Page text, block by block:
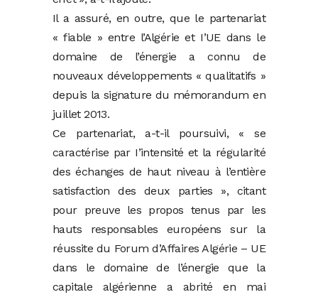
Il a assuré, en outre, que le partenariat
« fiable » entre l’Algérie et I’UE dans le
domaine de l’énergie a connu de
nouveaux développements « qualitatifs »
depuis la signature du mémorandum en
juillet 2013.
Ce partenariat, a-t-il poursuivi, « se
caractérise par I’intensité et la régularité
des échanges de haut niveau à l’entière
satisfaction des deux parties », citant
pour preuve les propos tenus par les
hauts responsables européens sur la
réussite du Forum d’Affaires Algérie – UE
dans le domaine de l’énergie que la
capitale algérienne a abrité en mai